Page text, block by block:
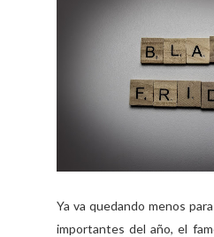
Ya va quedando menos
importantes del año, el